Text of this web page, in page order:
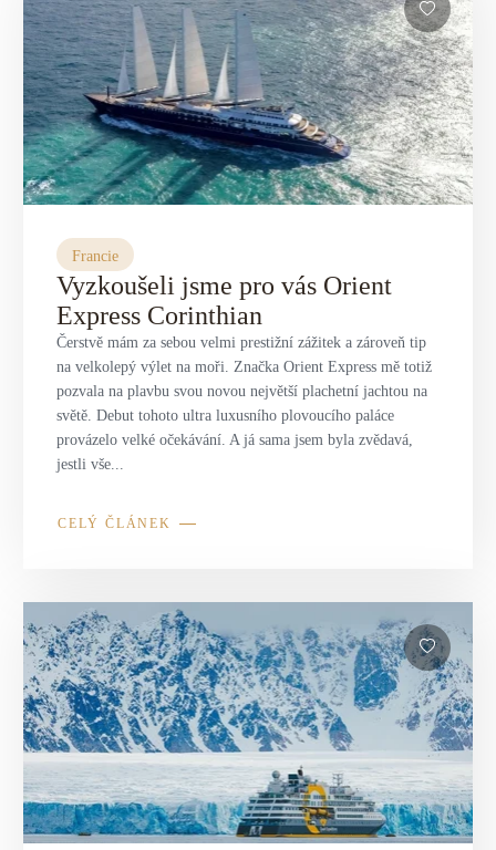
Francie
Vyzkoušeli jsme pro vás Orient
Express Corinthian
Čerstvě mám za sebou velmi prestižní zážitek a zároveň tip
na velkolepý výlet na moři. Značka Orient Express mě totiž
pozvala na plavbu svou novou největší plachetní jachtou na
světě. Debut tohoto ultra luxusního plovoucího paláce
provázelo velké očekávání. A já sama jsem byla zvědavá,
jestli vše...
CELÝ ČLÁNEK